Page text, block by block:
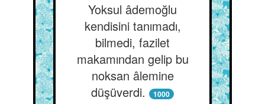
Yoksul âdemoğlu
kendisini tanımadı,
bilmedi, fazilet
makamından gelip bu
noksan âlemine
düşüverdi.
1000